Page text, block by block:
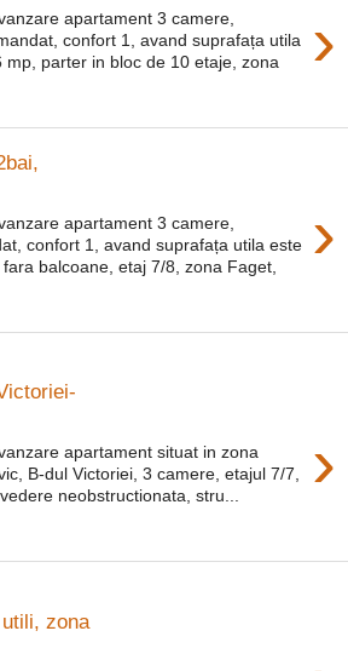
›
apartament 3 camere,
confort 1, avand suprafața utila
mp, parter in bloc de 10 etaje, zona
›
apartament 3 camere,
confort 1, avand suprafața utila este
balcoane, etaj 7/8, zona Faget,
›
apartament situat in zona
B-dul Victoriei, 3 camere, etajul 7/7,
neobstructionata, stru...
zona